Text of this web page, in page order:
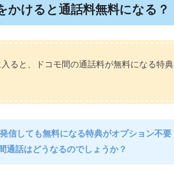
けると通話料無料になる？
ると、ドコモ間の通話料が無料になる特典
信しても無料になる特典がオプション不要
通話はどうなるのでしょうか？